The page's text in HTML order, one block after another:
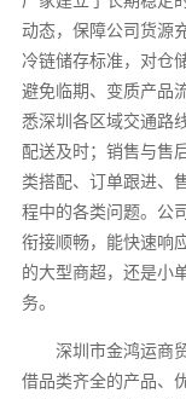
动态，保障公司货源
冷链储存标准，对仓
避免临期、变质产品
悉深圳各区域交通路
配送及时；销售与售
类搭配、订单跟进、
程中的各类问题。公
衔接顺畅，能快速响
的大型商超，还是小
务。
深圳市金鸿运商
借品类齐全的产品、